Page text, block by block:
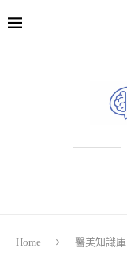
Home 醫美知識庫